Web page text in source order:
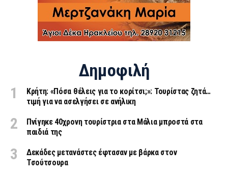
Δημοφιλή
Κρήτη: «Πόσα θέλεις για το κορίτσι;»: Τουρίστας ζητά…
τιμή για να ασελγήσει σε ανήλικη
Πνίγηκε 40χρονη τουρίστρια στα Μάλια μπροστά στα
παιδιά της
Δεκάδες μετανάστες έφτασαν με βάρκα στον
Τσούτσουρα